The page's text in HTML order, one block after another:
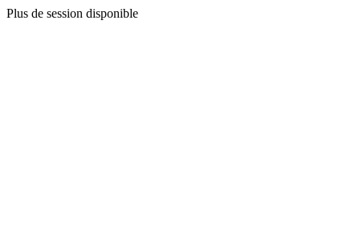
Plus de session disponible